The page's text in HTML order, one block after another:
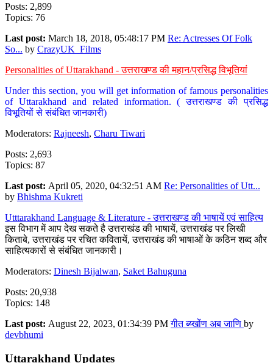
Posts: 2,899
Topics: 76
Last post: March 18, 2018, 05:48:17 PM Re: Actresses Of Folk
So... by CrazyUK_Films
Personalities of Uttarakhand - उत्तराखण्ड की महान/प्रसिद्ध विभूतियां
Under this section, you will get information of famous personalities
of Uttarakhand and related information. ( उत्तराखण्ड की प्रसिद्ध
विभूतियों से संबंधित जानकारी)
Moderators: Rajneesh, Charu Tiwari
Posts: 2,693
Topics: 87
Last post: April 05, 2020, 04:32:51 AM Re: Personalities of Utt...
by Bhishma Kukreti
Utttarakhand Language & Literature - उत्तराखण्ड की भाषायें एवं साहित्य
इस विभाग में आप देख सकते है उत्तराखंड की भाषायें, उत्तराखंड पर लिखी
किताबे, उत्तराखंड पर रचित कवितायें, उत्तराखंड की भाषाओं के कठिन शब्द और
साहित्यकारों से संबंधित जानकारी।
Moderators: Dinesh Bijalwan, Saket Bahuguna
Posts: 20,938
Topics: 148
Last post: August 22, 2023, 01:34:39 PMगीत ब्य्खोंण अब जाणि by
devbhumi
Uttarakhand Updates